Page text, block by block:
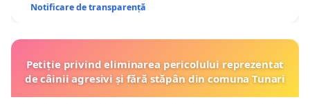
Notificare de transparență
Petiție privind eliminarea pericolului reprezentat
de câinii agresivi și fără stăpân din comuna Tunari